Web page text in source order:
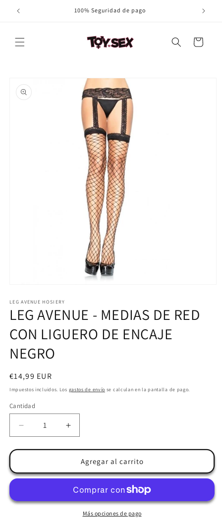
directamente
100% Seguridad de pago
Carrito
a la
información
multimedia
1
en
ventana
modal
LEG AVENUE HOSIERY
LEG AVENUE - MEDIAS DE RED
CON LIGUERO DE ENCAJE
NEGRO
Precio
habitual
€14,99 EUR
Impuestos incluidos. Los gastos de envío se calculan en la pantalla de pago.
Cantidad
Reducir
cantidad
para
AVENUE
-
DE
Aumentar
cantidad
para
LEG
AVENUE
-
MEDIAS
DE
RED
Agregar al carrito
Más opciones de pago